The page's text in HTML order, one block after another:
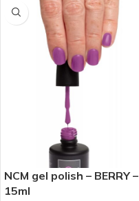
NCM gel polish – BERRY –
15ml